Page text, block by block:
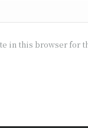
in this browser for